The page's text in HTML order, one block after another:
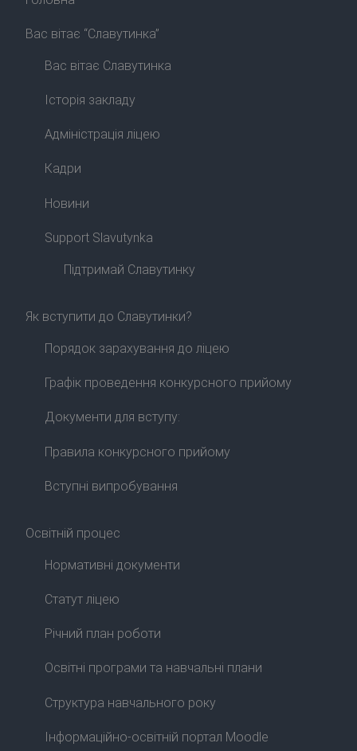
Вас вітає “Славутинка”
Вас вітає Славутинка
Історія закладу
Адміністрація ліцею
Кадри
Новини
Support Slavutynka
Підтримай Славутинку
Як вступити до Славутинки?
Порядок зарахування до ліцею
Графік проведення конкурсного прийому
Документи для вступу:
Правила конкурсного прийому
Вступні випробування
Освітній процес
Нормативні документи
Статут ліцею
Річний план роботи
Освітні програми та навчальні плани
Структура навчального року
Інформаційно-освітній портал Moodle